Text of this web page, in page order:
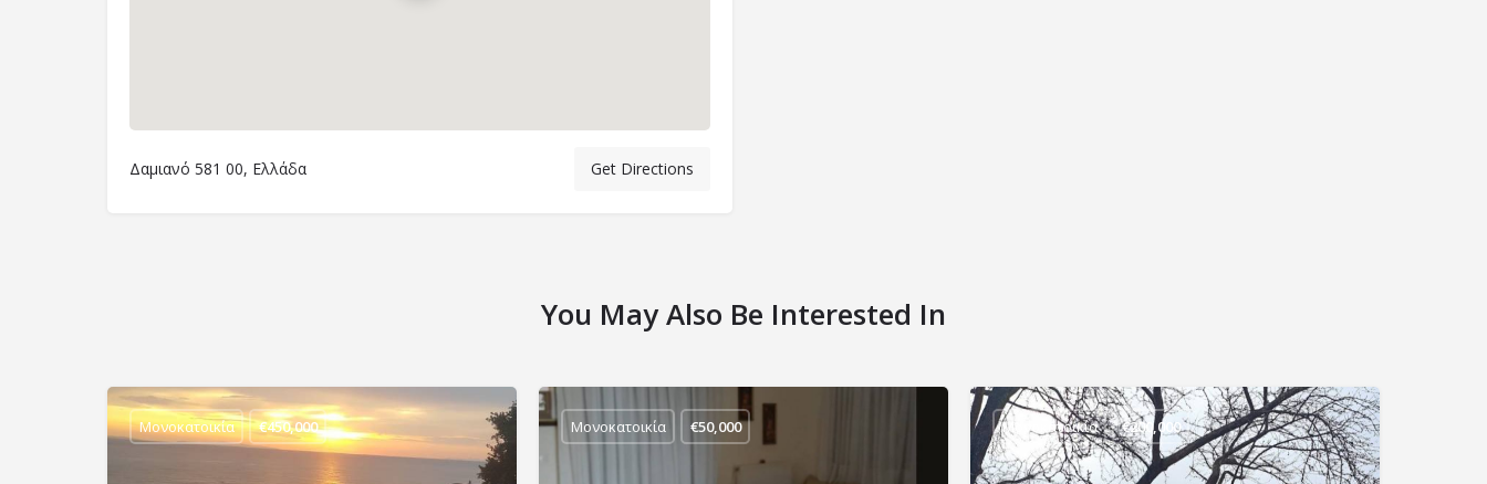
Δαμιανό 581 00, Ελλάδα Get Directions
You May Also Be Interested In
Μονοκατοικία €450,000 Μονοκατοικία €50,000 Μονοκατοικία €200,000